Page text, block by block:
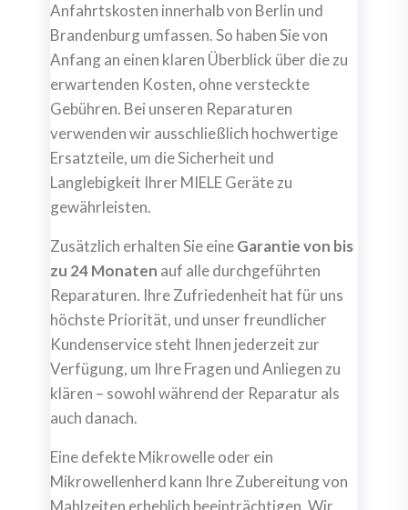
Anfahrtskosten innerhalb von Berlin und
Brandenburg umfassen. So haben Sie von
Anfang an einen klaren Überblick über die zu
erwartenden Kosten, ohne versteckte
Gebühren. Bei unseren Reparaturen
verwenden wir ausschließlich hochwertige
Ersatzteile, um die Sicherheit und
Langlebigkeit Ihrer MIELE Geräte zu
gewährleisten.
Zusätzlich erhalten Sie eineGarantie von bis
zu 24 Monaten auf alle durchgeführten
Reparaturen. Ihre Zufriedenheit hat für uns
höchste Priorität, und unser freundlicher
Kundenservice steht Ihnen jederzeit zur
Verfügung, um Ihre Fragen und Anliegen zu
klären – sowohl während der Reparatur als
auch danach.
Eine defekte Mikrowelle oder ein
Mikrowellenherd kann Ihre Zubereitung von
Mahlzeiten erheblich beeinträchtigen. Wir